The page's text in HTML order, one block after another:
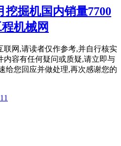
挖掘机国内销量7700
机械网
联网,请读者仅作参考,并自行核实
内容有任何疑问或质疑,请立即与
给您回应并做处理,再次感谢您的